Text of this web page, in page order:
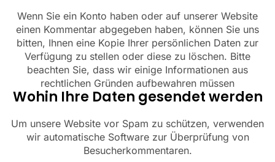
Wenn Sie ein Konto haben oder auf unserer Website
einen Kommentar abgegeben haben, können Sie uns
bitten, Ihnen eine Kopie Ihrer persönlichen Daten zur
Verfügung zu stellen oder diese zu löschen. Bitte
beachten Sie, dass wir einige Informationen aus
rechtlichen Gründen aufbewahren müssen
Wohin Ihre Daten gesendet werden
Um unsere Website vor Spam zu schützen, verwenden
wir automatische Software zur Überprüfung von
Besucherkommentaren.